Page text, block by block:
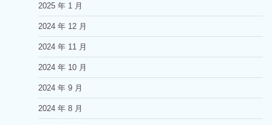
2025 年 1 月
2024 年 12 月
2024 年 11 月
2024 年 10 月
2024 年 9 月
2024 年 8 月